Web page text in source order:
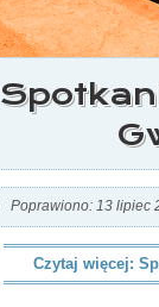
Poprawiono: 13 lipiec
Czytaj więcej: